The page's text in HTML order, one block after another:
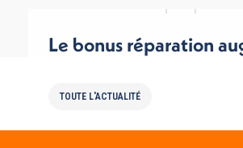
Le bonus réparation
TOUTE L'ACTUALITÉ